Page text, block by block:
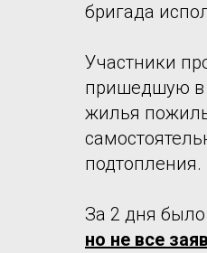
бригада
Участники
пришедшую в
жилья
подтопления.
За 2 дня
но не все